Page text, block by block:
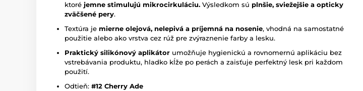
ktoré jemne stimulujú mikrocirkuláciu. Výsledkom sú plnšie, sviežejšie a opticky
zväčšené pery.
Textúra je mierne olejová, nelepivá a príjemná na nosenie, vhodná na samostatné
použitie alebo ako vrstva cez rúž pre zvýraznenie farby a lesku.
Praktický silikónový aplikátor umožňuje hygienickú a rovnomernú aplikáciu bez
vstrebávania produktu, hladko kĺže po perách a zaisťuje perfektný lesk pri každom
použití.
Odtieň: #12 Cherry Ade